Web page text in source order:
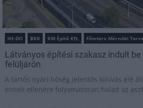
HE-DO BKK KM Építő Kft. Főmterv Mérnöki
Látványos építési szakasz indult be
felüljárón
A tartós nyári hőség jelentős kihívás elé
ennek ellenére folyamatosan halad az